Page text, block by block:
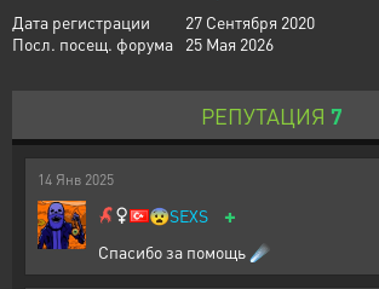
Дата регистрации
27 Сентября 2020
Посл. посещ. форума
25 Мая 2026
РЕПУТАЦИЯ 7
14 Янв 2025
😨SEXS +
Спасибо за помощь ☄️